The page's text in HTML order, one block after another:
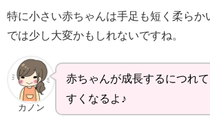
特に小さい赤ちゃんは手足も短く柔らか
では少し大変かもしれないですね。
カノン
赤ちゃんが成長するにつれ
すくなるよ♪